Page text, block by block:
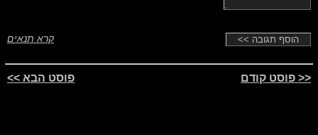
קרא תנאים
<< פוסט קודם פוסט הבא >>